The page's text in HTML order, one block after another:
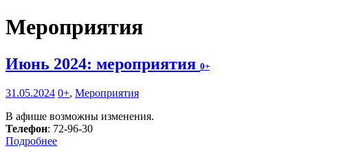
Мероприятия
Июнь 2024: мероприятия 0+
31.05.2024 0+, Мероприятия
В афише возможны изменения.
Телефон: 72-96-30
Подробнее